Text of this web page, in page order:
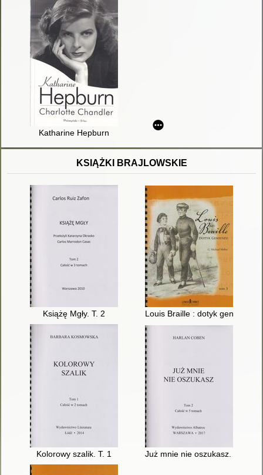
Katharine Hepburn
KSIĄŻKI BRAJLOWSKIE
Książę Mgły. T. 2 Louis Braille : dotyk geniuszu.
Kolorowy szalik. T. 1 Już mnie nie oszukasz. T. 2